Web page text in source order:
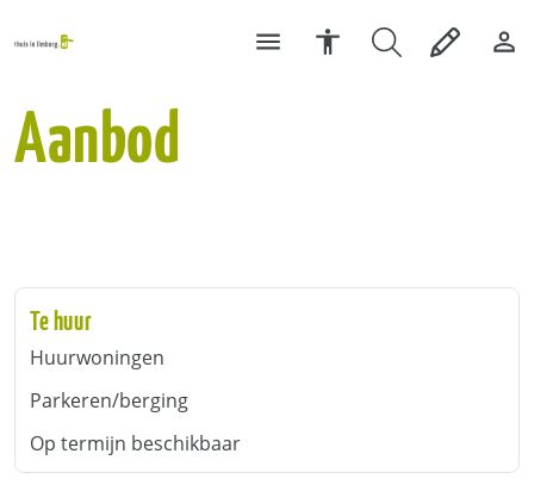
Aanbod
Te huur
Huurwoningen
Parkeren/berging
Op termijn beschikbaar